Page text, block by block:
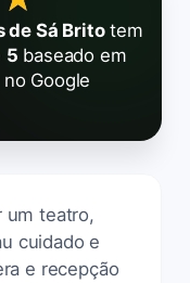
de Sá Britotem
5 baseado em
Google
um teatro,
cuidado e
e recepção